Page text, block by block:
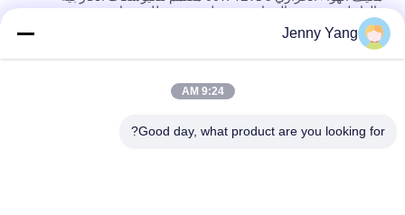
والداخلية مع تفريغ الحرارة وتشغيل منخفض للضوضاء
الصلبة مثالية لحلول تبريد خزانة البطارية في الهواء الطلق
مكيف هواء حراري بقدرة 150 وات مجموعة مبرد الهواء للخزائن
Jenny Yang
9:24 AM
Good day, what product are you looking for?